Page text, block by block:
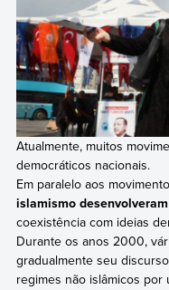
Atualmente, muitos
democráticos nacionais.
Em paralelo aos
islamismo
coexistência com ideias
Durante os anos 2000,
gradualmente seu
regimes não islâmicos